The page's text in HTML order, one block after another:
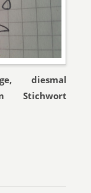
diesmal
Stichwort